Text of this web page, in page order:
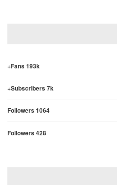
Fans 193k+
Subscribers 7k+
Followers 1064
Followers 428